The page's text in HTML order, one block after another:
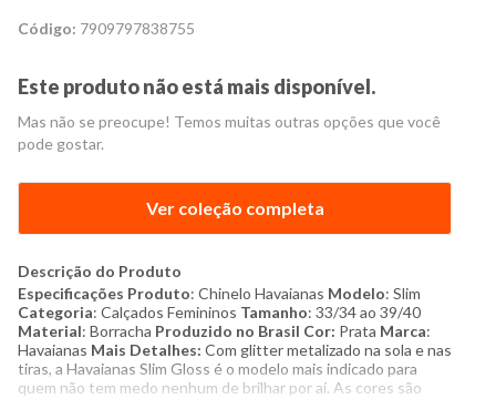
Código: 7909797838755
Este produto não está mais disponível.
Mas não se preocupe! Temos muitas outras opções que você
pode gostar.
Ver coleção completa
Descrição do Produto
Especificações Produto: Chinelo Havaianas Modelo: Slim
Categoria: Calçados Femininos Tamanho: 33/34 ao 39/40
Material: Borracha Produzido no Brasil Cor: Prata Marca:
Havaianas Mais Detalhes: Com glitter metalizado na sola e nas
tiras, a Havaianas Slim Gloss é o modelo mais indicado para
quem não tem medo nenhum de brilhar por aí. As cores são